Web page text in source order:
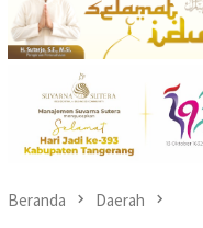
Beranda Daerah